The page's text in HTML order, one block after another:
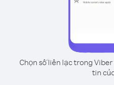
Chọn số liên lạc trong
tin